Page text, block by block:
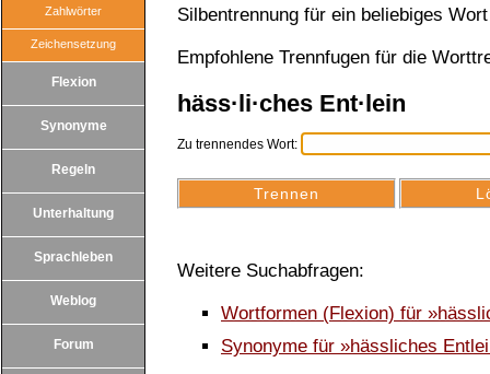
Zahlwörter
Zeichensetzung
Flexion
Synonyme
Regeln
Unterhaltung
Sprachleben
Weblog
Forum
Silbentrennung für ein beliebiges
Empfohlene Trennfugen für die
häss·li·ches Ent·lein
Zu trennendes Wort:
Weitere Suchabfragen:
Wortformen (Flexion) für
Synonyme für »hässliches